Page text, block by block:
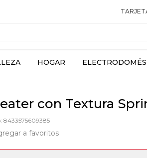
HOGAR
con Textura
8433575609385
a favoritos